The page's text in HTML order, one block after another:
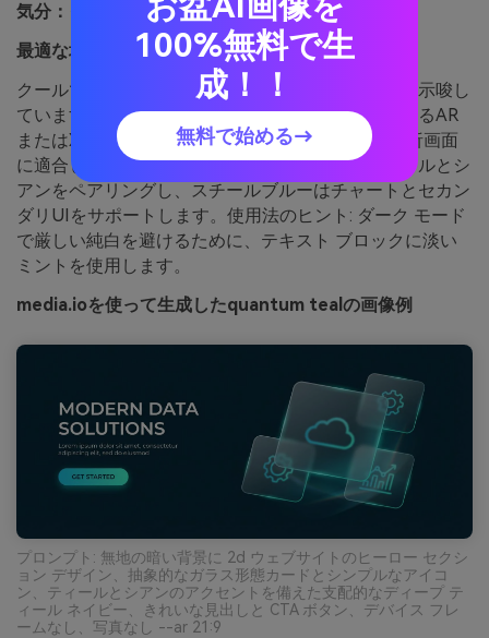
気分：
クール, テクニカル, 水生
最適な場合:
ARランディングページ ヒーロー欄
クールで技術的で、液体データとガラス状の表面を示唆し
ています。自信を持ってモダンな雰囲気を必要とするAR
またはXRランディングページ、開発者ツール、分析画面
に適合します。インタラクティブな状態にはティールとシ
アンをペアリングし、スチールブルーはチャートとセカン
ダリUIをサポートします。使用法のヒント: ダーク モード
で厳しい純白を避けるために、テキスト ブロックに淡い
ミントを使用します。
media.ioを使って生成したquantum tealの画像例
プロンプト: 無地の暗い背景に 2d ウェブサイトのヒーロー セクシ
ョン デザイン、抽象的なガラス形態カードとシンプルなアイコ
ン、ティールとシアンのアクセントを備えた支配的なディープ テ
ィール ネイビー、きれいな見出しと CTA ボタン、デバイス フレ
ームなし、写真なし --ar 21:9
100%無料で生
成！！
無料で始める→